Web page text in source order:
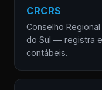
CRCRS
Conselho
do Sul — registra
contábeis.